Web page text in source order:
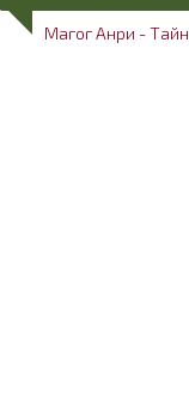
Магог Анри -